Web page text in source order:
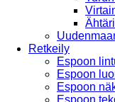
Retkeily
Espoon
Espoon
Espoon
Espoon